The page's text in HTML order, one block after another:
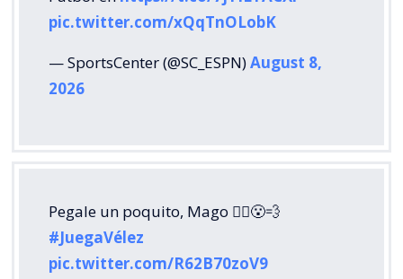
pic.twitter.com/xQqTnOLobK
— SportsCenter (@SC_ESPN)August 8,
2026
Pegale un poquito, Mago 🧙‍♂️😮‍💨
#JuegaVélez
pic.twitter.com/R62B70zoV9